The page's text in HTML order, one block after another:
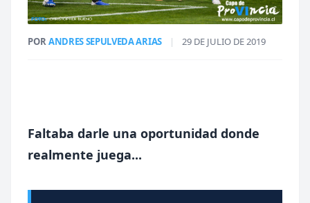
PORANDRES SEPULVEDA ARIAS | 29 DE JULIO DE 2019
Faltaba darle una oportunidad donde
realmente juega...